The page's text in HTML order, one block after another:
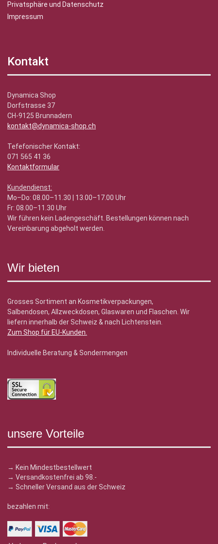
Privatsphäre und Datenschutz
Impressum
Kontakt
Dynamica Shop
Dorfstrasse 37
CH-9125 Brunnadern
kontakt@dynamica-shop.ch
Tefefonischer Kontakt:
071 565 41 36
Kontaktformular
Kundendienst:
Mo–Do: 08.00–11.30 | 13.00–17.00 Uhr
Fr: 08.00–11.30 Uhr
Wir führen kein Ladengeschäft. Bestellungen können nach
Vereinbarung abgeholt werden.
Wir bieten
Grosses Sortiment an Kosmetikverpackungen,
Salbendosen, Allzweckdosen, Glaswaren und Flaschen. Wir
liefern innerhalb der Schweiz & nach Lichtenstein.
Zum Shop für EU-Kunden.
Individuelle Beratung & Sondermengen
unsere Vorteile
→ Kein Mindestbestellwert
→ Versandkostenfrei ab 98.-
→ Schneller Versand aus der Schweiz
bezahlen mit: